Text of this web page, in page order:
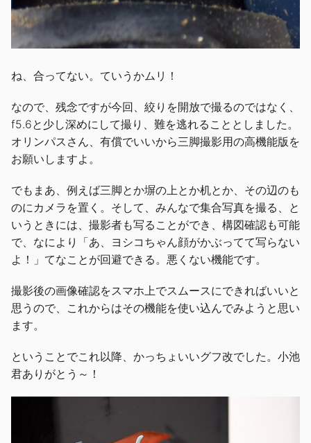
ね、合ってない。ていうかムリ！
なので、残念ですが今回、絞りを開放で撮るのではなく、
f5.6と少し深めにして撮り、難を逃れることとしました。
オリンパスさん、有償でいいから三脚撮影用の高機能版を
お願いしますよ。
でもまあ、例えば三脚とか塀の上とか机とか、その辺のも
のにカメラを置く。そして、みんなで集合写真を撮る、と
いうときには、撮影者も写ることができ、構図確認も可能
で、なにより「あ、ヨシコちゃん顔がかぶってて写らない
よ！」てなことが回避できる。悪くない機能です。
撮影後の画像確認をスマホ上でスムースにできればいいと
思うので、これからはその機能を使い込んでみようと思い
ます。
ということでこれ以降、かっちょいいグフ改でした。小池
君ありがとう～！